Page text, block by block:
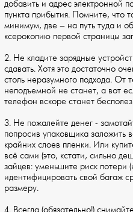
добавить и адрес электронной
пункта прибытия. Помните, что
минимум, две – на путь туда и
ксерокопию первой страницы
2. Не кладите зарядные
сдавать. Хотя это достаточно
столь неразумного подхода. От
неподъемной не станет, а вот
телефон вскоре станет
3. Не пожалейте денег -
попросив упаковщика заложить
крайних слоев пленки. Или
всё сами (это, кстати, сильно
зайцев: уменьшите риск потери
идентифицировать свой багаж
размеру.